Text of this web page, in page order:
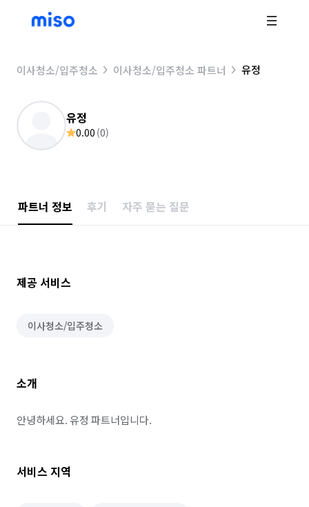
이사청소/입주청소 이사청소/입주청소 파트너 유정
유정
0.00 (0)
파트너 정보 후기 자주 묻는 질문
제공 서비스
이사청소/입주청소
소개
안녕하세요. 유정 파트너입니다.
서비스 지역